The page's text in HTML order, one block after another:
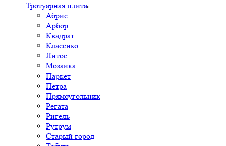
Тротуарная плита
Абрис
Арбор
Квадрат
Классико
Литос
Мозаика
Паркет
Петра
Прямоугольник
Регата
Ригель
Рутрум
Старый город